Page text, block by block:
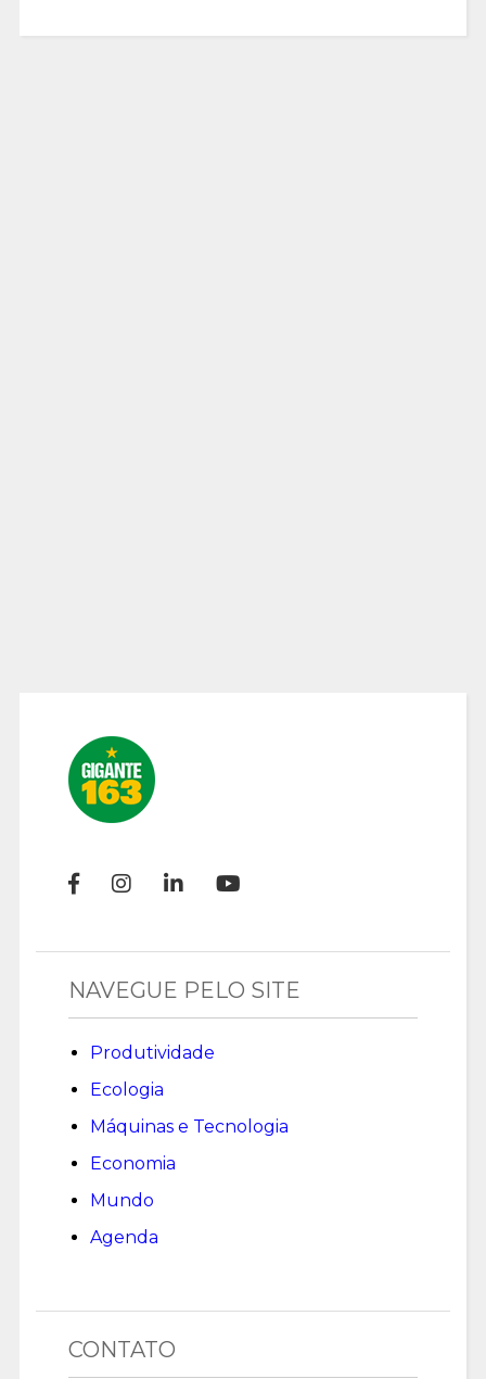
NAVEGUE PELO SITE
Produtividade
Ecologia
Máquinas e Tecnologia
Economia
Mundo
Agenda
CONTATO